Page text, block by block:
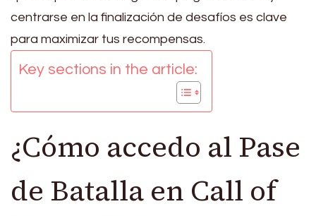
centrarse en la finalización de desafíos es clave
para maximizar tus recompensas.
Key sections in the article:
¿Cómo accedo al Pase
de Batalla en Call of